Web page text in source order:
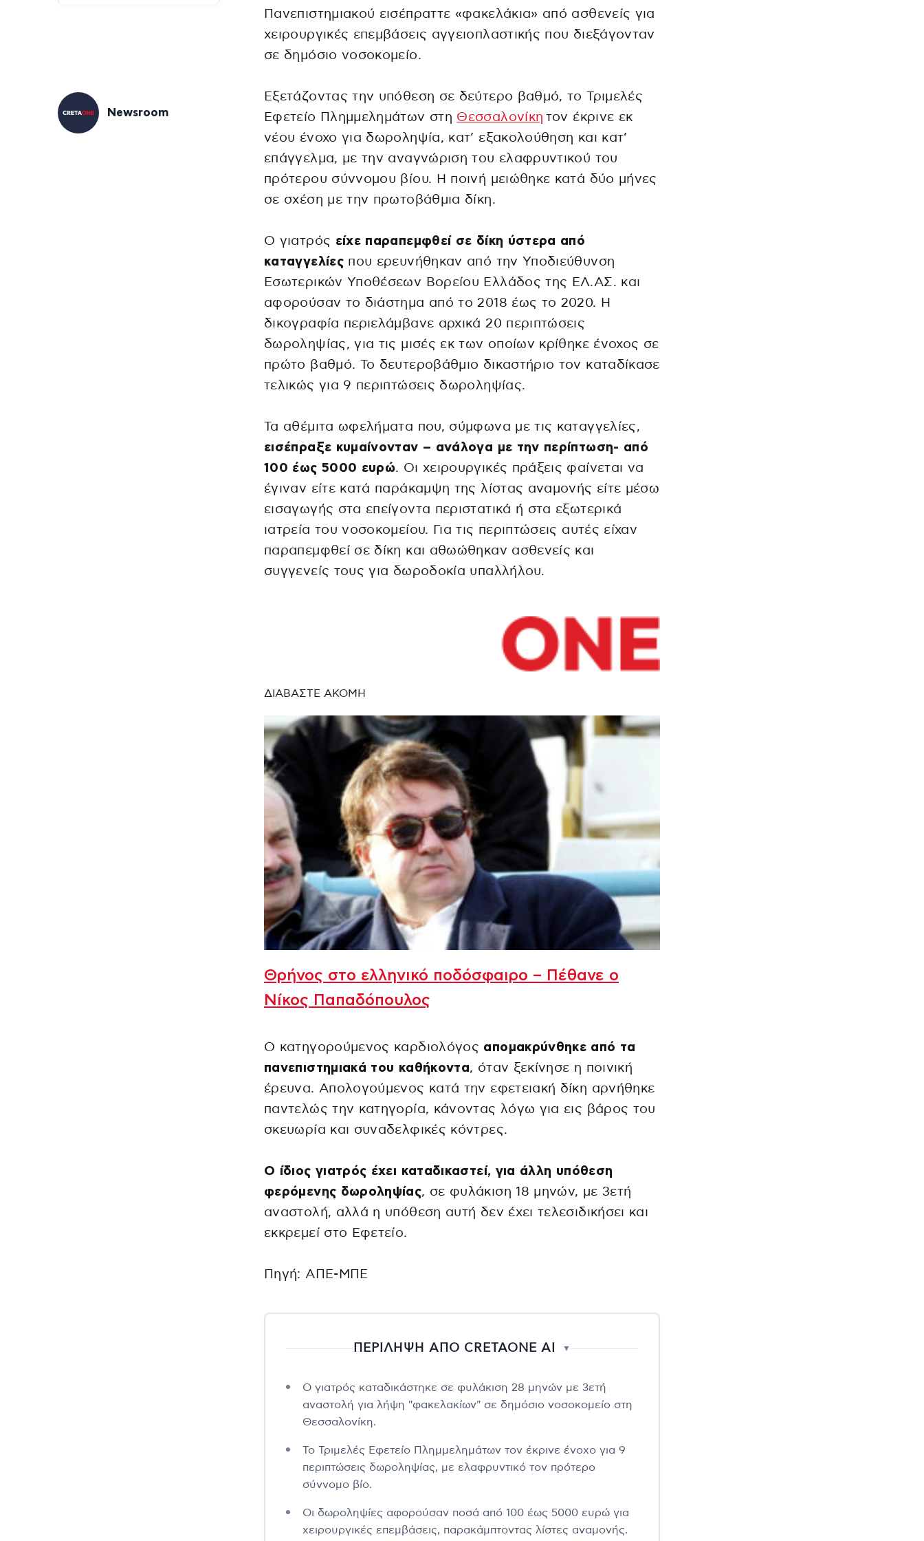
Newsroom
Πανεπιστημιακού εισέπραττε «φακελάκια» από ασθενείς για
χειρουργικές επεμβάσεις αγγειοπλαστικής που διεξάγονταν
σε δημόσιο νοσοκομείο.
Εξετάζοντας την υπόθεση σε δεύτερο βαθμό, το Τριμελές
Εφετείο Πλημμελημάτων στη Θεσσαλονίκη τον έκρινε εκ
νέου ένοχο για δωροληψία, κατ’ εξακολούθηση και κατ’
επάγγελμα, με την αναγνώριση του ελαφρυντικού του
πρότερου σύννομου βίου. Η ποινή μειώθηκε κατά δύο μήνες
σε σχέση με την πρωτοβάθμια δίκη.
Ο γιατρός είχε παραπεμφθεί σε δίκη ύστερα από
καταγγελίεςπου ερευνήθηκαν από την Υποδιεύθυνση
Εσωτερικών Υποθέσεων Βορείου Ελλάδος της ΕΛ.ΑΣ. και
αφορούσαν το διάστημα από το 2018 έως το 2020. Η
δικογραφία περιελάμβανε αρχικά 20 περιπτώσεις
δωροληψίας, για τις μισές εκ των οποίων κρίθηκε ένοχος σε
πρώτο βαθμό. Το δευτεροβάθμιο δικαστήριο τον καταδίκασε
τελικώς για 9 περιπτώσεις δωροληψίας.
Τα αθέμιτα ωφελήματα που, σύμφωνα με τις καταγγελίες,
εισέπραξε κυμαίνονταν – ανάλογα με την περίπτωση- από
100 έως 5000 ευρώ. Οι χειρουργικές πράξεις φαίνεται να
έγιναν είτε κατά παράκαμψη της λίστας αναμονής είτε μέσω
εισαγωγής στα επείγοντα περιστατικά ή στα εξωτερικά
ιατρεία του νοσοκομείου. Για τις περιπτώσεις αυτές είχαν
παραπεμφθεί σε δίκη και αθωώθηκαν ασθενείς και
συγγενείς τους για δωροδοκία υπαλλήλου.
ΔΙΑΒΑΣΤΕ ΑΚΟΜΗ
Θρήνος στο ελληνικό ποδόσφαιρο – Πέθανε ο
Νίκος Παπαδόπουλος
Ο κατηγορούμενος καρδιολόγος απομακρύνθηκε από τα
πανεπιστημιακά του καθήκοντα, όταν ξεκίνησε η ποινική
έρευνα. Απολογούμενος κατά την εφετειακή δίκη αρνήθηκε
παντελώς την κατηγορία, κάνοντας λόγω για εις βάρος του
σκευωρία και συναδελφικές κόντρες.
Ο ίδιος γιατρός έχει καταδικαστεί, για άλλη υπόθεση
φερόμενης δωροληψίας, σε φυλάκιση 18 μηνών, με 3ετή
αναστολή, αλλά η υπόθεση αυτή δεν έχει τελεσιδικήσει και
εκκρεμεί στο Εφετείο.
Πηγή: ΑΠΕ-ΜΠΕ
ΠΕΡΙΛΗΨΗ ΑΠΟ CRETAONE AI ▼
Ο γιατρός καταδικάστηκε σε φυλάκιση 28 μηνών με 3ετή
αναστολή για λήψη "φακελακίων" σε δημόσιο νοσοκομείο στη
Θεσσαλονίκη.
Το Τριμελές Εφετείο Πλημμελημάτων τον έκρινε ένοχο για 9
περιπτώσεις δωροληψίας, με ελαφρυντικό τον πρότερο
σύννομο βίο.
Οι δωροληψίες αφορούσαν ποσά από 100 έως 5000 ευρώ για
χειρουργικές επεμβάσεις, παρακάμπτοντας λίστες αναμονής.